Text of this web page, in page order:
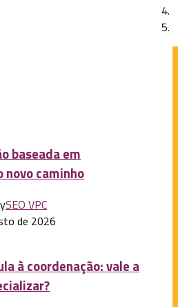
baseada em
novo caminho
SEO VPC
de 2026
à coordenação: vale a